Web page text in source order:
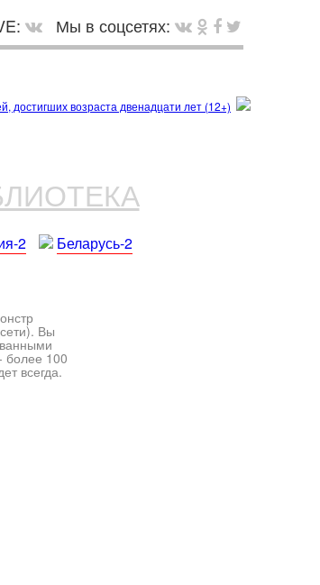
Мы в соцсетях:
2
Беларусь-2
Вы
более 100
всегда.